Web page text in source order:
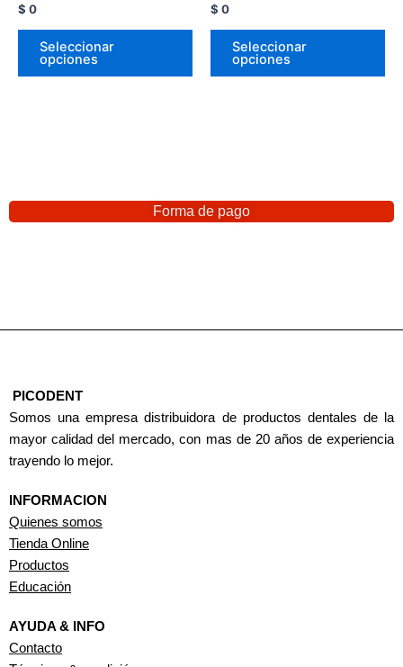
$ 0
Seleccionar
opciones
$ 0
Seleccionar
opciones
Forma de pago
PICODENT
Somos una empresa distribuidora de productos dentales de la
mayor calidad del mercado, con mas de 20 años de experiencia
trayendo lo mejor.
INFORMACION
Quienes somos
Tienda Online
Productos
Educación
AYUDA & INFO
Contacto